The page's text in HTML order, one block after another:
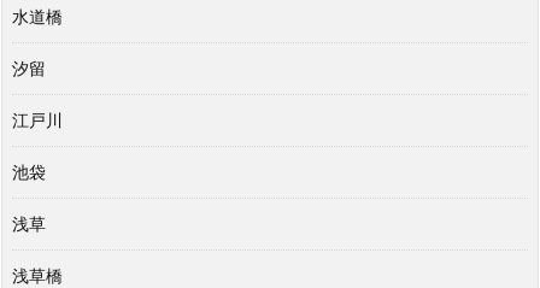
水道橋
汐留
江戸川
池袋
浅草
浅草橋